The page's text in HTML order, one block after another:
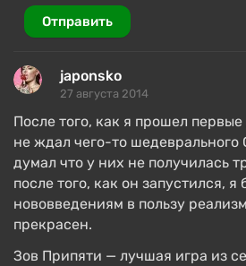
Отправить
japonsko
27 августа 2014
После того, как я прошел
не ждал чего-то шедеврального
думал что у них не получилась
после того, как он запустился, я
нововведениям в пользу
прекрасен.
Зов Припяти — лучшая игра из